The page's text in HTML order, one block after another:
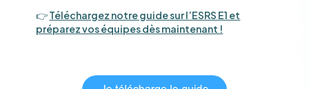
👉Téléchargez notre guide sur l’ESRS E1 et
préparez vos équipes dès maintenant !